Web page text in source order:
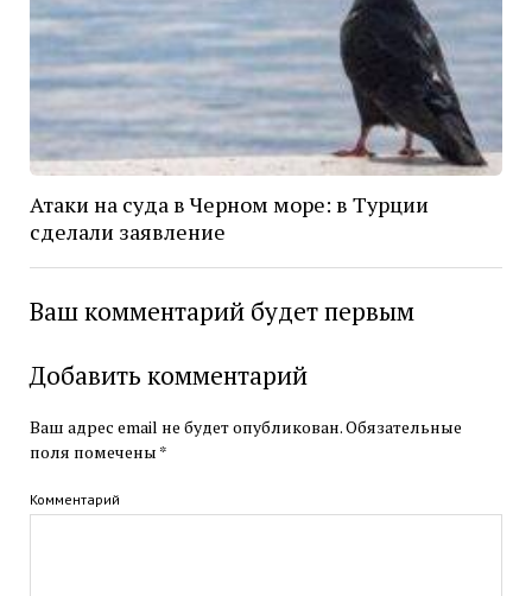
Атаки на суда в Черном море: в Турции
сделали заявление
Ваш комментарий будет первым
Добавить комментарий
Ваш адрес email не будет опубликован.Обязательные
поля помечены *
Комментарий